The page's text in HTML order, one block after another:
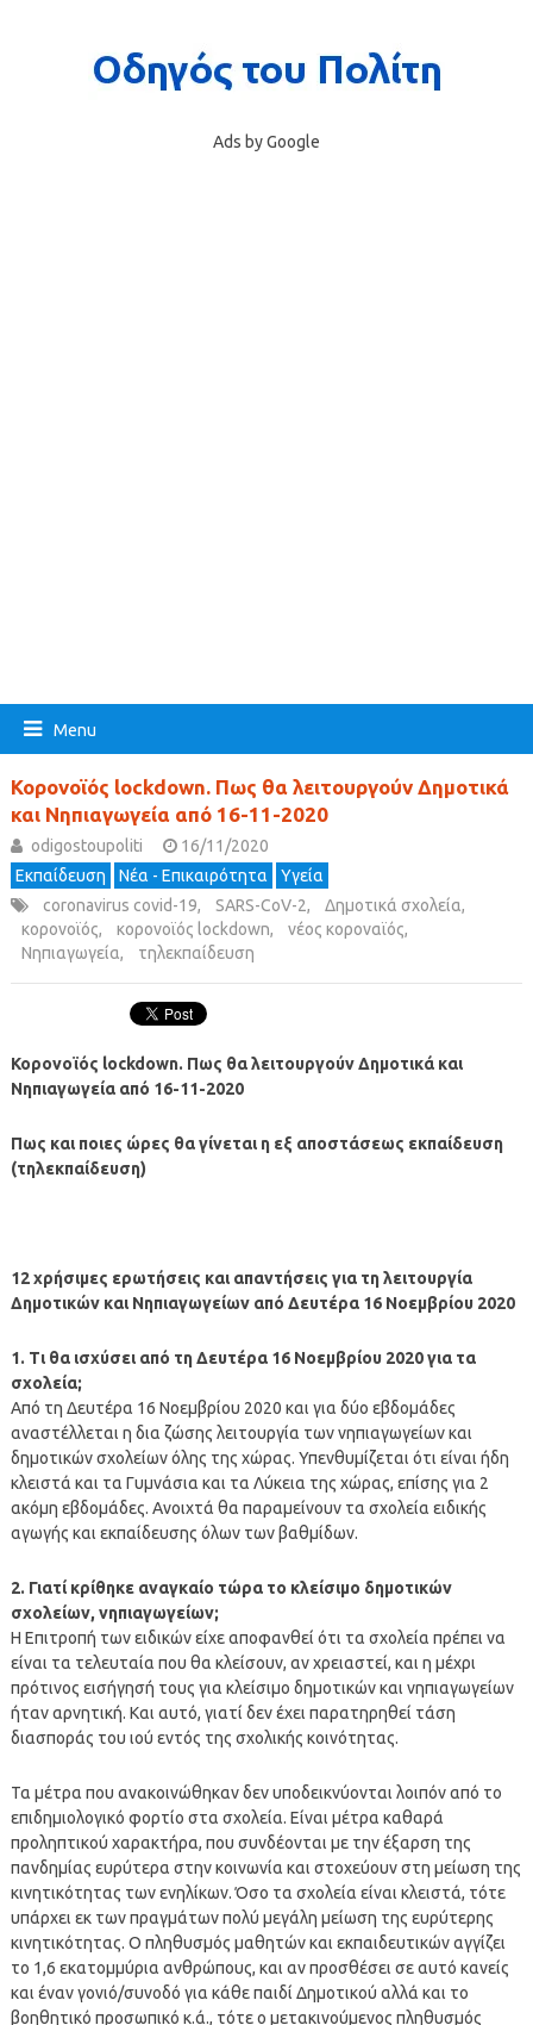
Ads by Google
Menu
Κορονοϊός lockdown. Πως θα λειτουργούν Δημοτικά
και Νηπιαγωγεία από 16-11-2020
odigostoupoliti
16/11/2020
Εκπαίδευση
Νέα - Επικαιρότητα
Υγεία
coronavirus covid-19, SARS-CoV-2, Δημοτικά σχολεία,
κορονοϊός, κορονοϊός lockdown, νέος κοροναϊός,
Νηπιαγωγεία, τηλεκπαίδευση
Κορονοϊός lockdown. Πως θα λειτουργούν Δημοτικά και
Νηπιαγωγεία από 16-11-2020
Πως και ποιες ώρες θα γίνεται η εξ αποστάσεως εκπαίδευση
(τηλεκπαίδευση)
12 χρήσιμες ερωτήσεις και απαντήσεις για τη λειτουργία
Δημοτικών και Νηπιαγωγείων από Δευτέρα 16 Νοεμβρίου 2020
1. Τι θα ισχύσει από τη Δευτέρα 16 Νοεμβρίου 2020 για τα
σχολεία;
Από τη Δευτέρα 16 Νοεμβρίου 2020 και για δύο εβδομάδες
αναστέλλεται η δια ζώσης λειτουργία των νηπιαγωγείων και
δημοτικών σχολείων όλης της χώρας. Υπενθυμίζεται ότι είναι ήδη
κλειστά και τα Γυμνάσια και τα Λύκεια της χώρας, επίσης για 2
ακόμη εβδομάδες. Ανοιχτά θα παραμείνουν τα σχολεία ειδικής
αγωγής και εκπαίδευσης όλων των βαθμίδων.
2. Γιατί κρίθηκε αναγκαίο τώρα το κλείσιμο δημοτικών
σχολείων, νηπιαγωγείων;
Η Επιτροπή των ειδικών είχε αποφανθεί ότι τα σχολεία πρέπει να
είναι τα τελευταία που θα κλείσουν, αν χρειαστεί, και η μέχρι
πρότινος εισήγησή τους για κλείσιμο δημοτικών και νηπιαγωγείων
ήταν αρνητική. Και αυτό, γιατί δεν έχει παρατηρηθεί τάση
διασποράς του ιού εντός της σχολικής κοινότητας.
Τα μέτρα που ανακοινώθηκαν δεν υποδεικνύονται λοιπόν από το
επιδημιολογικό φορτίο στα σχολεία. Είναι μέτρα καθαρά
προληπτικού χαρακτήρα, που συνδέονται με την έξαρση της
πανδημίας ευρύτερα στην κοινωνία και στοχεύουν στη μείωση της
κινητικότητας των ενηλίκων. Όσο τα σχολεία είναι κλειστά, τότε
υπάρχει εκ των πραγμάτων πολύ μεγάλη μείωση της ευρύτερης
κινητικότητας. Ο πληθυσμός μαθητών και εκπαιδευτικών αγγίζει
το 1,6 εκατομμύρια ανθρώπους, και αν προσθέσει σε αυτό κανείς
και έναν γονιό/συνοδό για κάθε παιδί Δημοτικού αλλά και το
βοηθητικό προσωπικό κ.ά., τότε ο μετακινούμενος πληθυσμός